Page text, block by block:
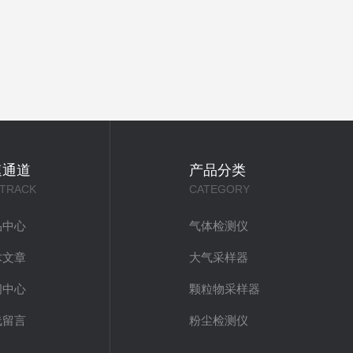
道
心
章
心
言
产品分类
CATEGORY
气体检测仪
大气采样器
颗粒物采样器
粉尘检测仪